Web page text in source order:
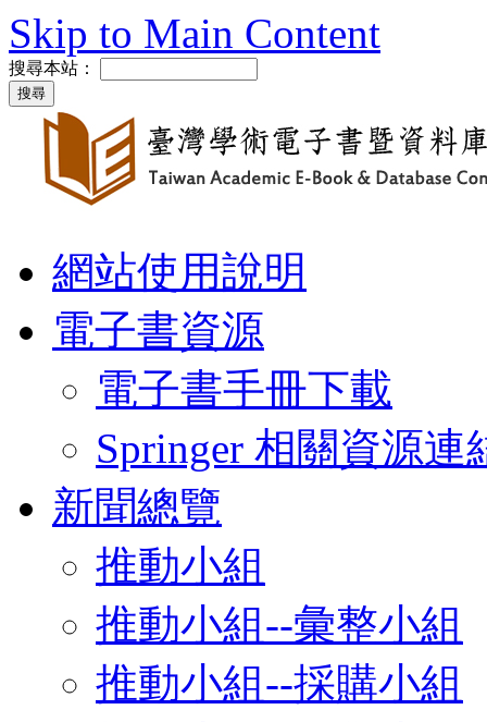
Skip to Main Content
搜尋本站：
網站使用說明
電子書資源
電子書手冊下載
Springer 相關資源連
新聞總覽
推動小組
推動小組--彙整小組
推動小組--採購小組